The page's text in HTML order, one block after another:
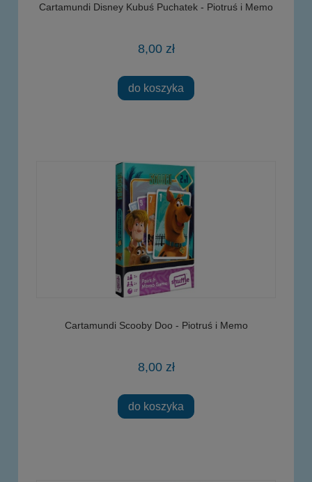
Cartamundi Disney Kubuś Puchatek - Piotruś i Memo
8,00 zł
do koszyka
Cartamundi Scooby Doo - Piotruś i Memo
8,00 zł
do koszyka